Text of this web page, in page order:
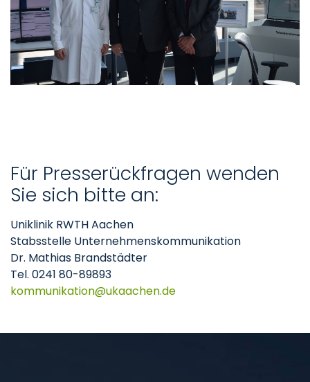
Für Presserückfragen wenden
Sie sich bitte an:
Uniklinik RWTH Aachen
Stabsstelle Unternehmenskommunikation
Dr. Mathias Brandstädter
Tel. 0241 80-89893
kommunikation
ukaachende